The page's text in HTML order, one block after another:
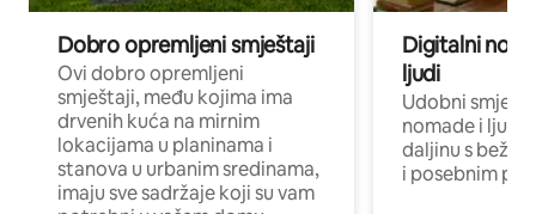
Dobro opremljeni smještaji
Ovi dobro opremljeni
smještaji, među kojima ima
drvenih kuća na mirnim
lokacijama u planinama i
stanova u urbanim sredinama,
imaju sve sadržaje koji su vam
Digitalni
ljudi
Udobni
nomade i ljude
daljinu s
i posebnim